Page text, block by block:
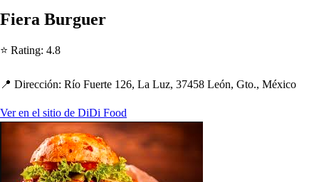
Fiera Burguer
⭐ Rating: 4.8
📍 Dirección: Río Fuerte 126, La Luz, 37458 León, Gto., México
Ver en el sitio de DiDi Food